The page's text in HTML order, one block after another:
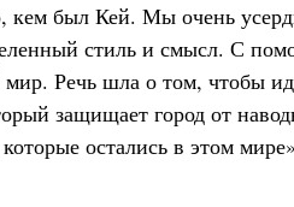
кем был Кей. Мы очень
стиль и смысл. С
мир. Речь шла о том, чтобы
защищает город от
остались в этом